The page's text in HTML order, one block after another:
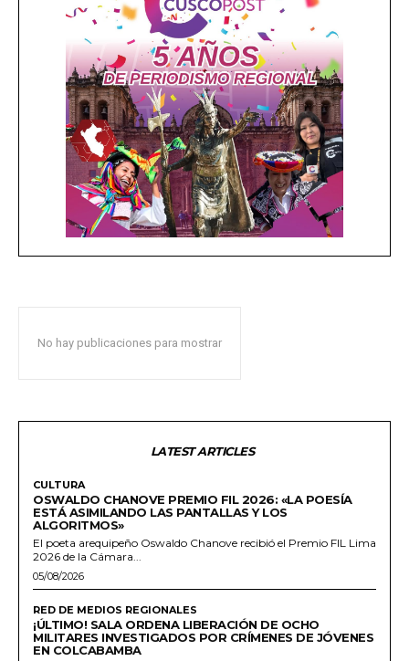
No hay publicaciones para mostrar
LATEST ARTICLES
CULTURA
OSWALDO CHANOVE PREMIO FIL 2026: «LA POESÍA
ESTÁ ASIMILANDO LAS PANTALLAS Y LOS
ALGORITMOS»
El poeta arequipeño Oswaldo Chanove recibió el Premio FIL Lima
2026 de la Cámara...
05/08/2026
RED DE MEDIOS REGIONALES
¡ÚLTIMO! SALA ORDENA LIBERACIÓN DE OCHO
MILITARES INVESTIGADOS POR CRÍMENES DE JÓVENES
EN COLCABAMBA